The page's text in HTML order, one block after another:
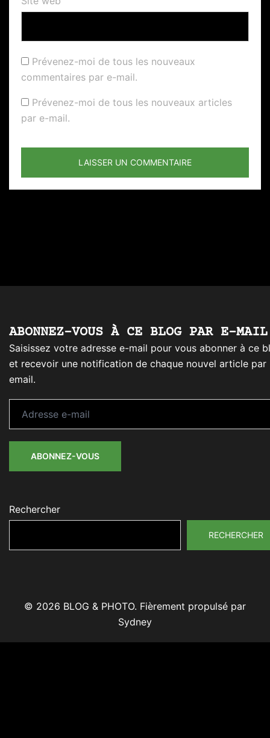
Prévenez-moi de tous les nouveaux
commentaires par e-mail.
Prévenez-moi de tous les nouveaux articles
par e-mail.
ABONNEZ-VOUS À CE BLOG PAR E-
Saisissez votre adresse e-mail pour vous abonner à ce
et recevoir une notification de chaque nouvel article par
email.
ABONNEZ-VOUS
Rechercher
RECHERCHER
© 2026 BLOG & PHOTO. Fièrement propulsé par
Sydney